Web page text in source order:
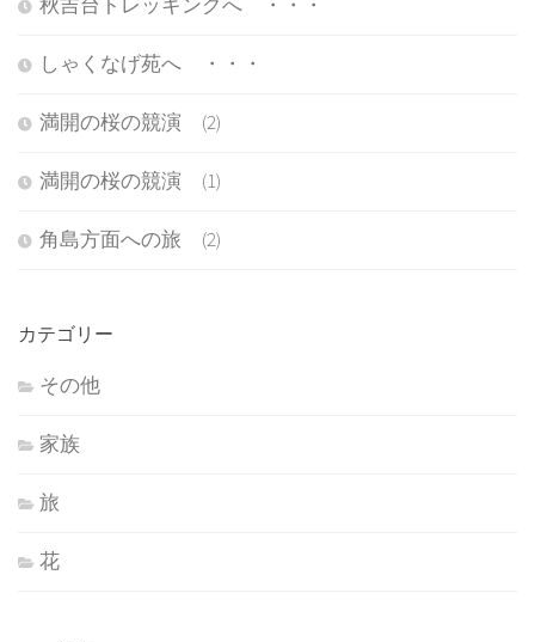
しゃくなげ苑へ ・・・
満開の桜の競演 (2)
満開の桜の競演 (1)
角島方面への旅 (2)
カテゴリー
その他
家族
旅
花